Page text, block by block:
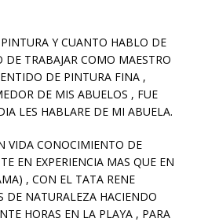
Y CUANTO HABLO DE
TRABAJAR COMO MAESTRO
DE PINTURA FINA ,
DE MIS ABUELOS , FUE
LES HABLARE DE MI ABUELA.
VIDA CONOCIMIENTO DE
EN EXPERIENCIA MAS QUE EN
, CON EL TATA RENE
DE NATURALEZA HACIENDO
HORAS EN LA PLAYA , PARA